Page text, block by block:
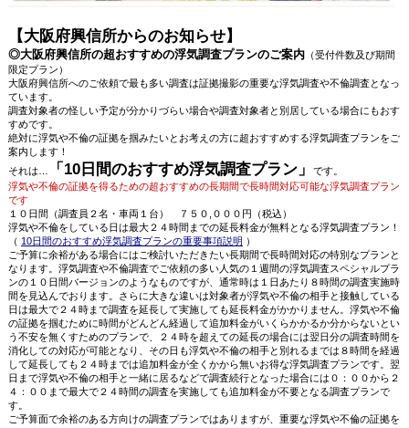
【大阪府興信所からのお知らせ】
◎大阪府興信所の超おすすめの浮気調査プランのご案内（受付件数及び期間
限定プラン）
大阪府興信所へのご依頼で最も多い調査は証拠撮影の重要な浮気調査や不倫調査となっ
ています。
調査対象者の怪しい予定が分かりづらい場合や調査対象者と別居している場合にもおす
すめです。
絶対に浮気や不倫の証拠を掴みたいとお考えの方に超おすすめする浮気調査プランをご
案内します！
それは…
「10日間のおすすめ浮気調査プラン」
です。
浮気や不倫の証拠を得るための超おすすめの長期間で長時間対応可能な浮気調査プラン
です
１０日間（調査員２名・車両１台） ７５０,０００円（税込）
浮気や不倫をしている日は最大２４時間までの延長料金が無料となる浮気調査プラン！
（ 10日間のおすすめ浮気調査プランの重要事項説明 ）
ご予算に余裕がある場合にはご検討いただきたい長期間で長時間対応の特別なプランと
なります。浮気調査や不倫調査でご依頼の多い人気の１週間の浮気調査スペシャルプラ
ンの１０日間バージョンのようなものですが、通常時は１日あたり８時間の調査実施時
間を見込んでおります。さらに大きな違いは対象者が浮気や不倫の相手と接触している
日は最大で２４時まで調査を延長して実施しても延長料金がかかりません。浮気や不倫
の証拠を掴むために時間がどんどん経過して追加料金がいくらかかるか分からないとい
う不安を無くすためのプランで、２４時を超えての延長の場合には翌日分の調査時間を
消化しての対応が可能となり、その日も浮気や不倫の相手と別れるまでは８時間を経過
して延長しても２４時までは追加料金が全くかから無いお得な浮気調査プランです。翌
日まで浮気や不倫の相手と一緒に居るなどで調査続行となった場合には０：００から２
４：００まで最大で２４時間の調査を実施しても追加料金が不要となる調査プランで
す。
ご予算面で余裕のある方向けの調査プランではありますが、重要な浮気や不倫の証拠を